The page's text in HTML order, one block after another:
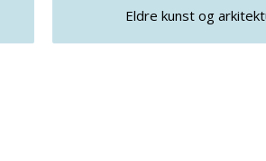
Eldre kunst og